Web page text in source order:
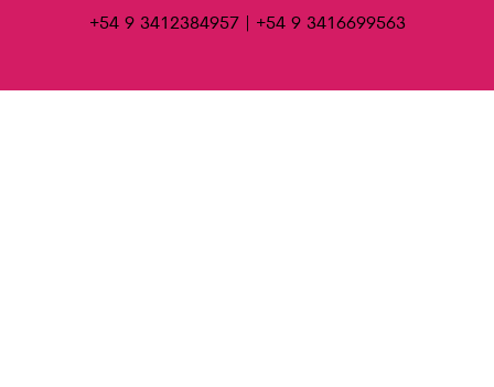
+54 9 3412384957 | +54 9 3416699563